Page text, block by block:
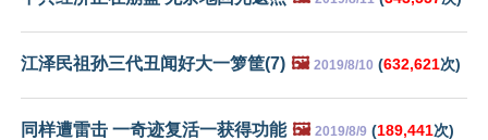
江泽民祖孙三代丑闻好大一箩筐(7) 🖼️ 2019/8/10 (632,621次)
同样遭雷击 一奇迹复活一获得功能 🖼️ 2019/8/9 (189,441次)